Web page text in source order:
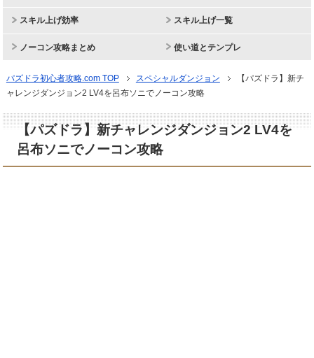
スキル上げ効率 スキル上げ一覧
ノーコン攻略まとめ 使い道とテンプレ
パズドラ初心者攻略.com TOP スペシャルダンジョン
【パズドラ】新チ
ャレンジダンジョン2 LV4を呂布ソニでノーコン攻略
【パズドラ】新チャレンジダンジョン2 LV4を
呂布ソニでノーコン攻略